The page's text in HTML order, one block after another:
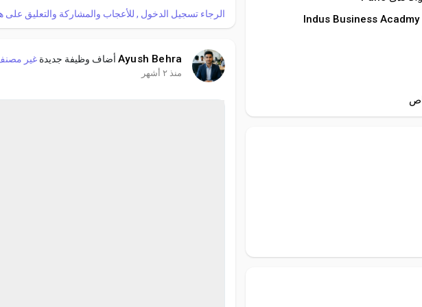
Indus Business Acadmy
الرجاء تسجيل الدخول , للأعجاب والمشاركة والتعليق على
Ayush Behra أضاف وظيفة جديدةغير
منذ ٢ أشهر